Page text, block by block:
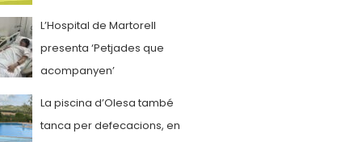
L’Hospital de Martorell
presenta ‘Petjades que
acompanyen’
La piscina d’Olesa també
tanca per defecacions, en